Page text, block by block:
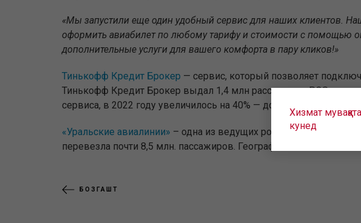
«Мы запустили еще один удобный сервис для наших клиентов.
оформить авиабилет по любому тарифу и стоимости с помощью
дополнительные услуги для вашего комфорта в пару кликов!»
Тинькофф Кредит Брокер — сервис, который позволяет
Тинькофф Кредит Брокер выдал 1,4 млн рассрочек и POS-
сервиса, в 2022 году увеличилось на 40% — до более 140 тыс.
«Уральские авиалинии» – одна из ведущих российских
перевезла почти 8,5 млн. пассажиров. География полётов
БОЗГАШТ
Хизмат
кунед